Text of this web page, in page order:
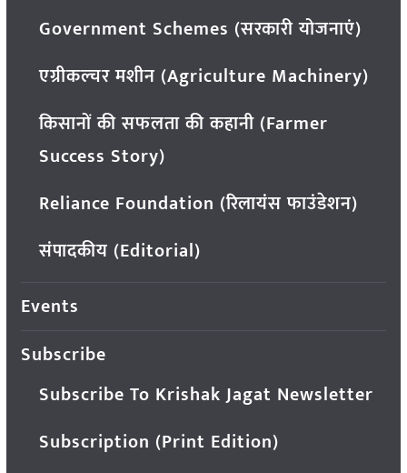
Government Schemes (सरकारी योजनाएं)
एग्रीकल्चर मशीन (Agriculture Machinery)
किसानों की सफलता की कहानी (Farmer
Success Story)
Reliance Foundation (रिलायंस फाउंडेशन)
संपादकीय (Editorial)
Events
Subscribe
Subscribe To Krishak Jagat Newsletter
Subscription (Print Edition)